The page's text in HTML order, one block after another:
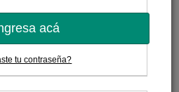
acá
tu contraseña?